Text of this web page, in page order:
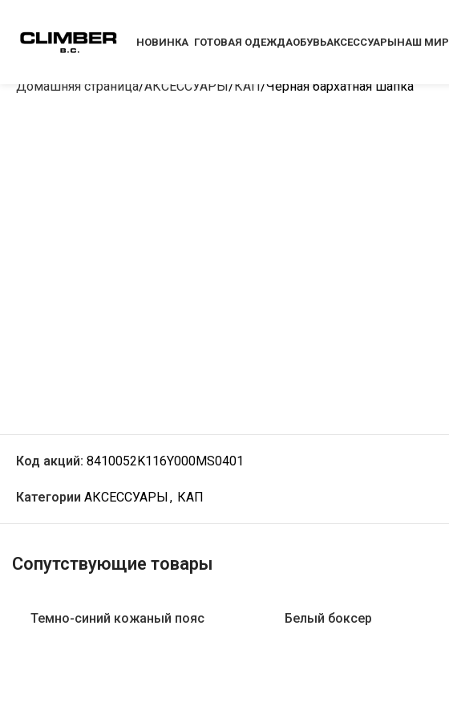
НОВИНКА ГОТОВАЯ ОДЕЖДАОБУВЬАКСЕССУАРЫНАШ МИР
Домашняя страница АКСЕССУАРЫ КАП Черная бархатная шапка
Код акций: 8410052K116Y000MS0401
Категории АКСЕССУАРЫ, КАП
Сопутствующие товары
Темно-синий кожаный пояс Белый боксер